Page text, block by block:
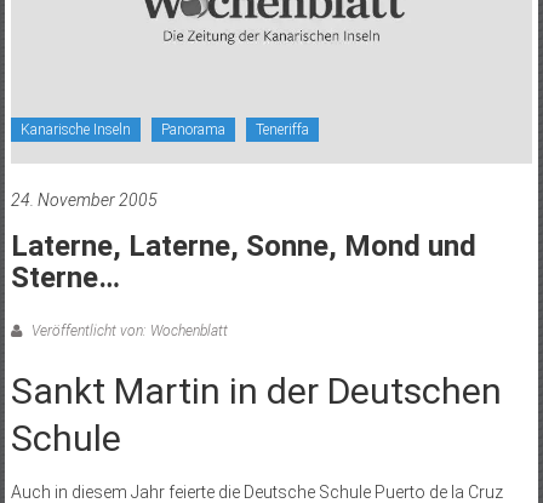
Kanarische Inseln Panorama Teneriffa
24. November 2005
Laterne, Laterne, Sonne, Mond und
Sterne…
Veröffentlicht von: Wochenblatt
Sankt Martin in der Deutschen
Schule
Auch in diesem Jahr feierte die Deutsche Schule Puerto de la Cruz